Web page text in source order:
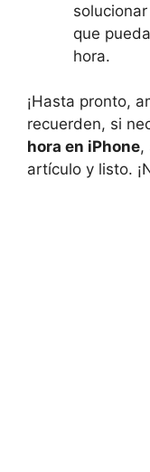
que
hora.
¡Hasta⁤ pronto,
recuerden, si
hora en iPhone,
⁢artículo y listo.